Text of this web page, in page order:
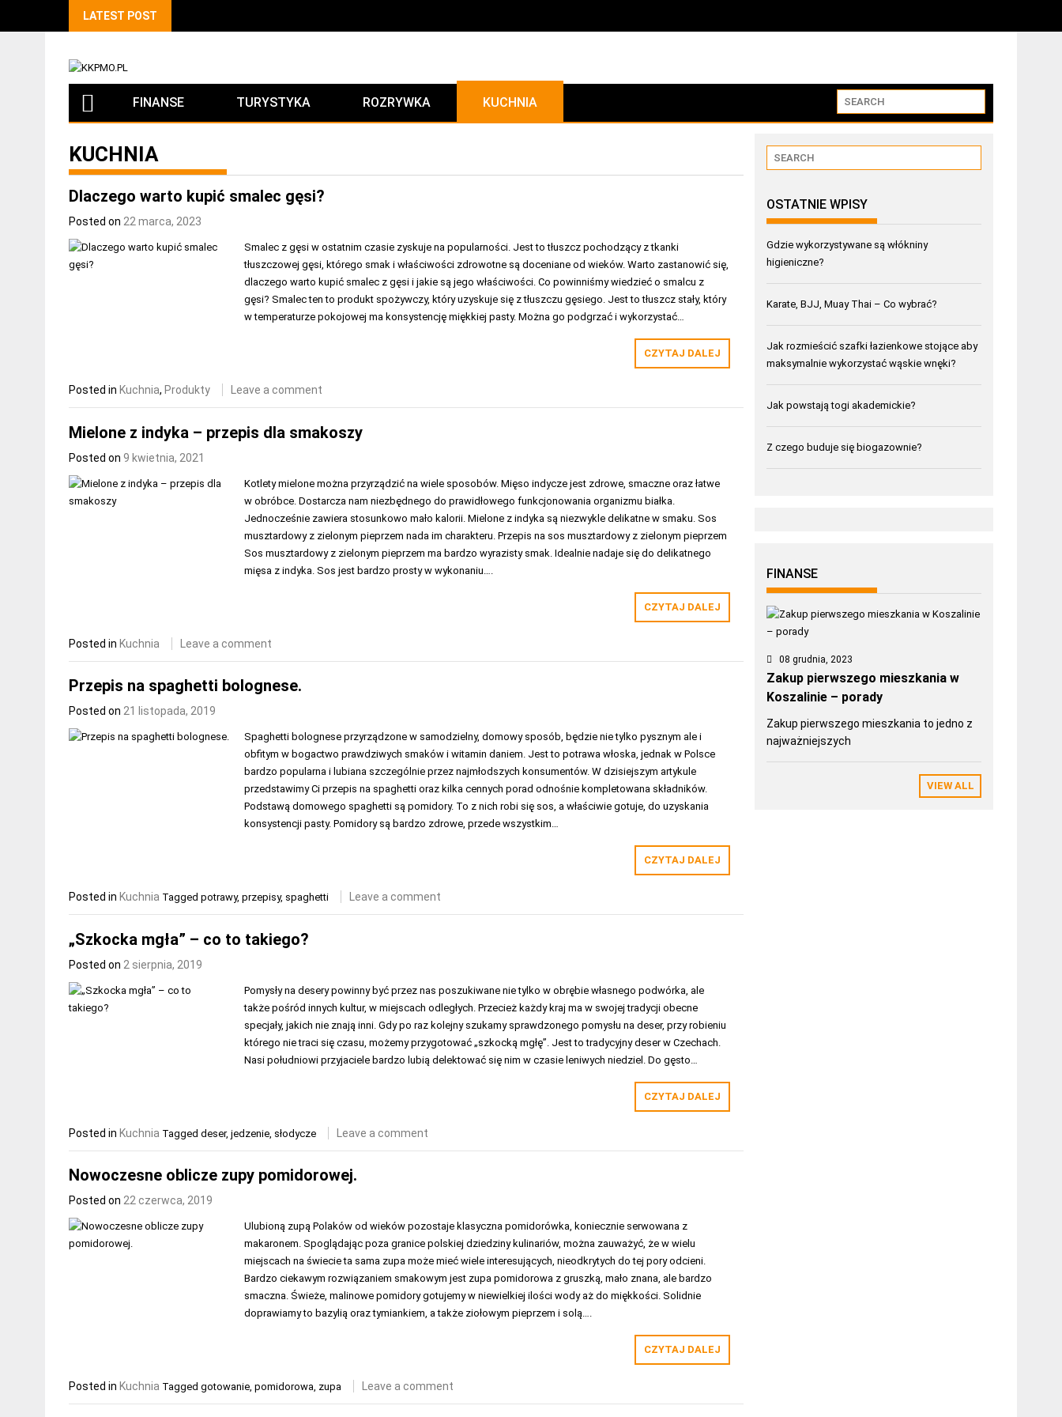
LATEST POST
FINANSE TURYSTYKA ROZRYWKA KUCHNIA
KUCHNIA
Dlaczego warto kupić smalec gęsi?
Posted on 22 marca, 2023
Smalec z gęsi w ostatnim czasie zyskuje na popularności. Jest to tłuszcz pochodzący z tkanki
tłuszczowej gęsi, którego smak i właściwości zdrowotne są doceniane od wieków. Warto zastanowić się,
dlaczego warto kupić smalec z gęsi i jakie są jego właściwości. Co powinniśmy wiedzieć o smalcu z
gęsi? Smalec ten to produkt spożywczy, który uzyskuje się z tłuszczu gęsiego. Jest to tłuszcz stały, który
w temperaturze pokojowej ma konsystencję miękkiej pasty. Można go podgrzać i wykorzystać…
CZYTAJ DALEJ
Posted in Kuchnia, Produkty Leave a comment
Mielone z indyka – przepis dla smakoszy
Posted on 9 kwietnia, 2021
Kotlety mielone można przyrządzić na wiele sposobów. Mięso indycze jest zdrowe, smaczne oraz łatwe
w obróbce. Dostarcza nam niezbędnego do prawidłowego funkcjonowania organizmu białka.
Jednocześnie zawiera stosunkowo mało kalorii. Mielone z indyka są niezwykle delikatne w smaku. Sos
musztardowy z zielonym pieprzem nada im charakteru. Przepis na sos musztardowy z zielonym pieprzem
Sos musztardowy z zielonym pieprzem ma bardzo wyrazisty smak. Idealnie nadaje się do delikatnego
mięsa z indyka. Sos jest bardzo prosty w wykonaniu….
CZYTAJ DALEJ
Posted in Kuchnia Leave a comment
Przepis na spaghetti bolognese.
Posted on 21 listopada, 2019
Spaghetti bolognese przyrządzone w samodzielny, domowy sposób, będzie nie tylko pysznym ale i
obfitym w bogactwo prawdziwych smaków i witamin daniem. Jest to potrawa włoska, jednak w Polsce
bardzo popularna i lubiana szczególnie przez najmłodszych konsumentów. W dzisiejszym artykule
przedstawimy Ci przepis na spaghetti oraz kilka cennych porad odnośnie kompletowana składników.
Podstawą domowego spaghetti są pomidory. To z nich robi się sos, a właściwie gotuje, do uzyskania
konsystencji pasty. Pomidory są bardzo zdrowe, przede wszystkim…
CZYTAJ DALEJ
Posted in Kuchnia Tagged potrawy, przepisy, spaghetti Leave a comment
„Szkocka mgła” – co to takiego?
Posted on 2 sierpnia, 2019
Pomysły na desery powinny być przez nas poszukiwane nie tylko w obrębie własnego podwórka, ale
także pośród innych kultur, w miejscach odległych. Przecież każdy kraj ma w swojej tradycji obecne
specjały, jakich nie znają inni. Gdy po raz kolejny szukamy sprawdzonego pomysłu na deser, przy robieniu
którego nie traci się czasu, możemy przygotować „szkocką mgłę”. Jest to tradycyjny deser w Czechach.
Nasi południowi przyjaciele bardzo lubią delektować się nim w czasie leniwych niedziel. Do gęsto…
CZYTAJ DALEJ
Posted in Kuchnia Tagged deser, jedzenie słodycze Leave a comment
Nowoczesne oblicze zupy pomidorowej.
Posted on 22 czerwca, 2019
Ulubioną zupą Polaków od wieków pozostaje klasyczna pomidorówka, koniecznie serwowana z
makaronem. Spoglądając poza granice polskiej dziedziny kulinariów, można zauważyć, że w wielu
miejscach na świecie ta sama zupa może mieć wiele interesujących, nieodkrytych do tej pory odcieni.
Bardzo ciekawym rozwiązaniem smakowym jest zupa pomidorowa z gruszką, mało znana, ale bardzo
smaczna. Świeże, malinowe pomidory gotujemy w niewielkiej ilości wody aż do miękkości. Solidnie
doprawiamy to bazylią oraz tymiankiem, a także ziołowym pieprzem i solą….
CZYTAJ DALEJ
Posted in Kuchnia Tagged gotowanie, pomidorowa, zupa Leave a comment
OSTATNIE WPISY
Gdzie wykorzystywane są włókniny
higieniczne?
Karate, BJJ, Muay Thai – Co wybrać?
Jak rozmieścić szafki łazienkowe stojące aby
maksymalnie wykorzystać wąskie wnęki?
Jak powstają togi akademickie?
Z czego buduje się biogazownie?
FINANSE
08 grudnia, 2023
Zakup pierwszego mieszkania w
Koszalinie – porady
Zakup pierwszego mieszkania to jedno z
najważniejszych
VIEW ALL